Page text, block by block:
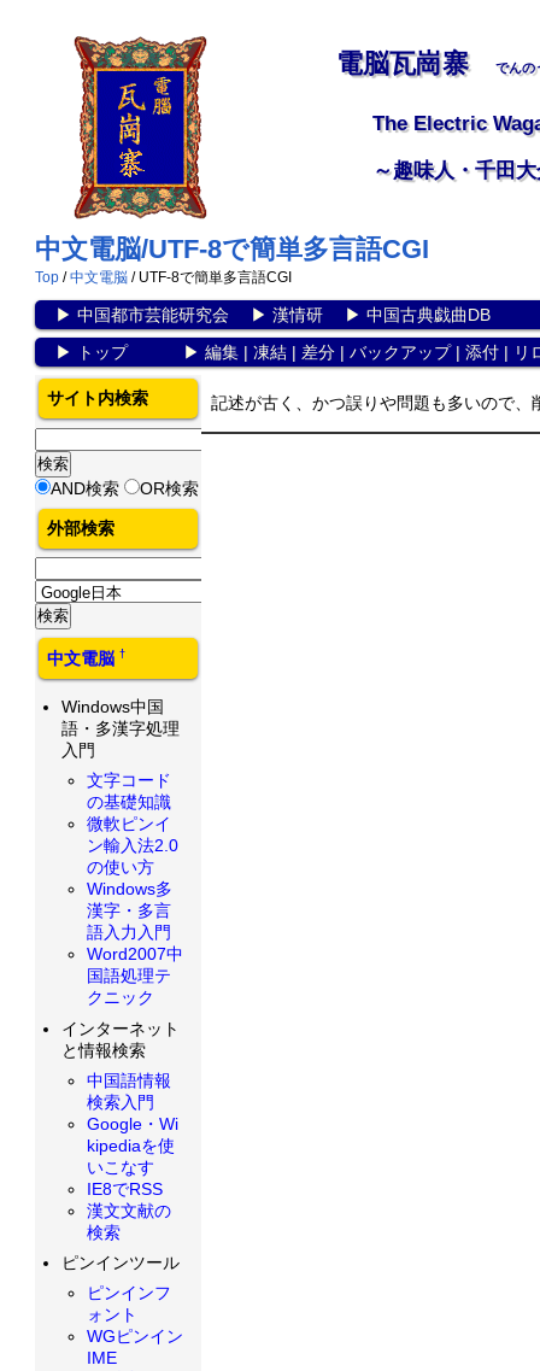
電脳瓦崗寨 でんの
The Electric
～趣味人・千田
中文電脳/UTF-8で簡単多言語CGI
Top /中文電脳 / UTF-8で簡単多言語CGI
▶ 中国都市芸能研究会▶ 漢情研▶ 中国古典戯曲DB
▶
トップ▶ 編集| 凍結| 差分| バックアップ| 添付| リ
記述が古く、かつ誤りや問題も多いので、
サイト内検索
AND検索 OR検索
外部検索
中文電脳 †
Windows中国
語・多漢字処理
入門
文字コード
の基礎知識
微軟ピンイ
ン輸入法2.0
の使い方
Windows多
漢字・多言
語入力入門
Word2007中
国語処理テ
クニック
インターネット
と情報検索
中国語情報
検索入門
Google・Wi
kipediaを使
いこなす
IE8でRSS
漢文文献の
検索
ピンインツール
ピンインフ
ォント
WGピンイン
IME